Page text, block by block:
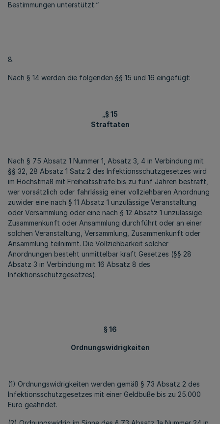
Bestimmungen unterstützt.“
8.
Nach § 14 werden die folgenden §§ 15 und 16 eingefügt:
§ 15
Straftaten
Nach § 75 Absatz 1 Nummer 1, Absatz 3, 4 in Verbindung mit
§§ 32, 28 Absatz 1 Satz 2 des Infektionsschutzgesetzes wird
im Höchstmaß mit Freiheitsstrafe bis zu fünf Jahren bestraft,
wer vorsätzlich oder fahrlässig einer vollziehbaren Anordnung
zuwider eine nach § 11 Absatz 1 unzulässige Veranstaltung
oder Versammlung oder eine nach § 12 Absatz 1 unzulässige
Zusammenkunft oder Ansammlung durchführt oder an einer
solchen Veranstaltung, Versammlung, Zusammenkunft oder
Ansammlung teilnimmt. Die Vollziehbarkeit solcher
Anordnungen besteht unmittelbar kraft Gesetzes (§§ 28
Absatz 3 in Verbindung mit 16 Absatz 8 des
Infektionsschutzgesetzes).
§ 16
Ordnungswidrigkeiten
(1) Ordnungswidrigkeiten werden gemäß § 73 Absatz 2 des
Infektionsschutzgesetzes mit einer Geldbuße bis zu 25.000
Euro geahndet.